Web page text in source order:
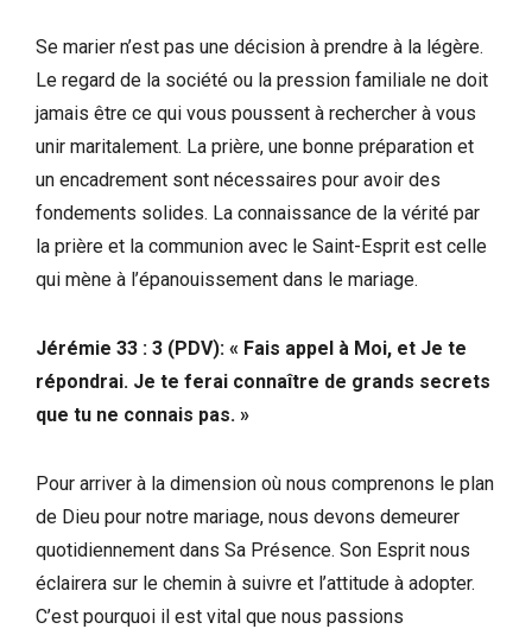
Se marier n’est pas une décision à prendre à la légère.
Le regard de la société ou la pression familiale ne doit
jamais être ce qui vous poussent à rechercher à vous
unir maritalement. La prière, une bonne préparation et
un encadrement sont nécessaires pour avoir des
fondements solides. La connaissance de la vérité par
la prière et la communion avec le Saint-Esprit est celle
qui mène à l’épanouissement dans le mariage.
Jérémie 33 : 3 (PDV): « Fais appel à Moi, et Je te
répondrai. Je te ferai connaître de grands secrets
que tu ne connais pas. »
Pour arriver à la dimension où nous comprenons le plan
de Dieu pour notre mariage, nous devons demeurer
quotidiennement dans Sa Présence. Son Esprit nous
éclairera sur le chemin à suivre et l’attitude à adopter.
C’est pourquoi il est vital que nous passions